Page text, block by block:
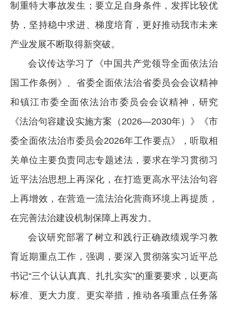
制重特大事故发生；要立足自身条件，发挥比较优
势，坚持稳中求进、梯度培育，更好推动我市未来
产业发展不断取得新突破。
会议传达学习了《中国共产党领导全面依法治
国工作条例》、省委全面依法治省委员会会议精神
和镇江市委全面依法治市委员会会议精神，研究
《法治句容建设实施方案（2026—2030年）》《市
委全面依法治市委员会2026年工作要点》，听取相
关单位主要负责同志专题述法，要求在学习贯彻习
近平法治思想上再深化，在打造更高水平法治句容
上再增效，在营造一流法治化营商环境上再提质，
在完善法治建设机制保障上再发力。
会议研究部署了树立和践行正确政绩观学习教
育近期重点工作，强调，要深入贯彻落实习近平总
书记“三个认认真真、扎扎实实”的重要要求，以更高
标准、更大力度、更实举措，推动各项重点任务落